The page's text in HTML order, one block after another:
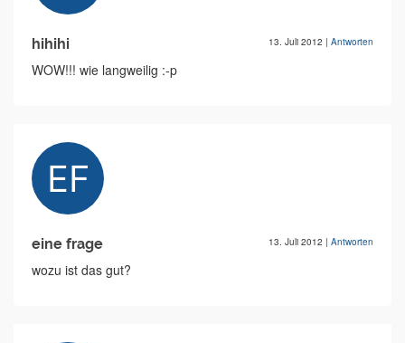
hihihi 13. Juli 2012 | Antworten
WOW!!! wie langweilig :-p
eine frage 13. Juli 2012 | Antworten
wozu ist das gut?